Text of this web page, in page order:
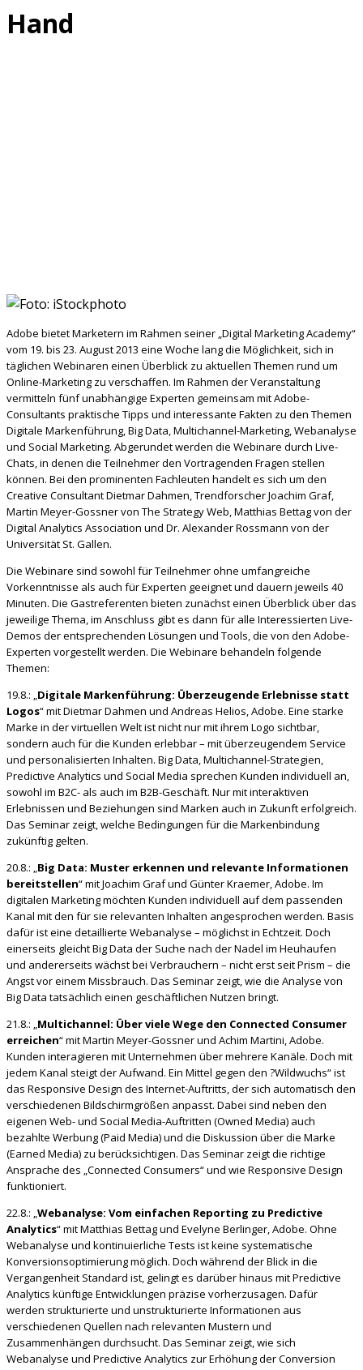
Hand
Adobe bietet Marketern im Rahmen seiner „Digital Marketing Academy“
vom 19. bis 23. August 2013 eine Woche lang die Möglichkeit, sich in
täglichen Webinaren einen Überblick zu aktuellen Themen rund um
Online-Marketing zu verschaffen. Im Rahmen der Veranstaltung
vermitteln fünf unabhängige Experten gemeinsam mit Adobe-
Consultants praktische Tipps und interessante Fakten zu den Themen
Digitale Markenführung, Big Data, Multichannel-Marketing, Webanalyse
und Social Marketing. Abgerundet werden die Webinare durch Live-
Chats, in denen die Teilnehmer den Vortragenden Fragen stellen
können. Bei den prominenten Fachleuten handelt es sich um den
Creative Consultant Dietmar Dahmen, Trendforscher Joachim Graf,
Martin Meyer-Gossner von The Strategy Web, Matthias Bettag von der
Digital Analytics Association und Dr. Alexander Rossmann von der
Universität St. Gallen.
Die Webinare sind sowohl für Teilnehmer ohne umfangreiche
Vorkenntnisse als auch für Experten geeignet und dauern jeweils 40
Minuten. Die Gastreferenten bieten zunächst einen Überblick über das
jeweilige Thema, im Anschluss gibt es dann für alle Interessierten Live-
Demos der entsprechenden Lösungen und Tools, die von den Adobe-
Experten vorgestellt werden. Die Webinare behandeln folgende
Themen:
19.8.: „ Digitale Markenführung: Überzeugende Erlebnisse statt
Logos“ mit Dietmar Dahmen und Andreas Helios, Adobe. Eine starke
Marke in der virtuellen Welt ist nicht nur mit ihrem Logo sichtbar,
sondern auch für die Kunden erlebbar – mit überzeugendem Service
und personalisierten Inhalten. Big Data, Multichannel-Strategien,
Predictive Analytics und Social Media sprechen Kunden individuell an,
sowohl im B2C- als auch im B2B-Geschäft. Nur mit interaktiven
Erlebnissen und Beziehungen sind Marken auch in Zukunft erfolgreich.
Das Seminar zeigt, welche Bedingungen für die Markenbindung
zukünftig gelten.
20.8.: „ Big Data: Muster erkennen und relevante Informationen
bereitstellen“ mit Joachim Graf und Günter Kraemer, Adobe. Im
digitalen Marketing möchten Kunden individuell auf dem passenden
Kanal mit den für sie relevanten Inhalten angesprochen werden. Basis
dafür ist eine detaillierte Webanalyse – möglichst in Echtzeit. Doch
einerseits gleicht Big Data der Suche nach der Nadel im Heuhaufen
und andererseits wächst bei Verbrauchern – nicht erst seit Prism – die
Angst vor einem Missbrauch. Das Seminar zeigt, wie die Analyse von
Big Data tatsächlich einen geschäftlichen Nutzen bringt.
21.8.: „ Multichannel: Über viele Wege den Connected Consumer
erreichen“ mit Martin Meyer-Gossner und Achim Martini, Adobe.
Kunden interagieren mit Unternehmen über mehrere Kanäle. Doch mit
jedem Kanal steigt der Aufwand. Ein Mittel gegen den ?Wildwuchs“ ist
das Responsive Design des Internet-Auftritts, der sich automatisch den
verschiedenen Bildschirmgrößen anpasst. Dabei sind neben den
eigenen Web- und Social Media-Auftritten (Owned Media) auch
bezahlte Werbung (Paid Media) und die Diskussion über die Marke
(Earned Media) zu berücksichtigen. Das Seminar zeigt die richtige
Ansprache des „Connected Consumers“ und wie Responsive Design
funktioniert.
22.8.: „ Webanalyse: Vom einfachen Reporting zu Predictive
Analytics“ mit Matthias Bettag und Evelyne Berlinger, Adobe. Ohne
Webanalyse und kontinuierliche Tests ist keine systematische
Konversionsoptimierung möglich. Doch während der Blick in die
Vergangenheit Standard ist, gelingt es darüber hinaus mit Predictive
Analytics künftige Entwicklungen präzise vorherzusagen. Dafür
werden strukturierte und unstrukturierte Informationen aus
verschiedenen Quellen nach relevanten Mustern und
Zusammenhängen durchsucht. Das Seminar zeigt, wie sich
Webanalyse und Predictive Analytics zur Erhöhung der Conversion